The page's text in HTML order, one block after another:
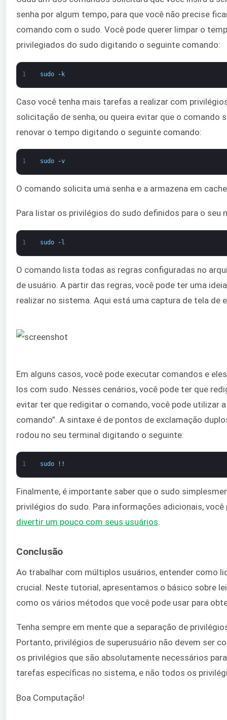
senha por algum tempo, para que você não precise
comando com o sudo. Você pode querer limpar o
privilegiados do sudo digitando o seguinte comando:
1 sudo - k
Caso você tenha mais tarefas a realizar com
solicitação de senha, ou queira evitar que o comando
renovar o tempo digitando o seguinte comando:
1 sudo -v
O comando solicita uma senha e a armazena em
Para listar os privilégios do sudo definidos para o
1 sudo -l
O comando lista todas as regras configuradas no
de usuário. A partir das regras, você pode ter uma
realizar no sistema. Aqui está uma captura de tela de
Em alguns casos, você pode executar comandos e
los com sudo. Nesses cenários, você pode ter que
evitar ter que redigitar o comando, você pode utilizar
comando”. A sintaxe é de pontos de exclamação
rodou no seu terminal digitando o seguinte:
1 sudo ! !
Finalmente, é importante saber que o sudo
privilégios do sudo. Para informações adicionais,
divertir um pouco com seus usuários.
Conclusão
Ao trabalhar com múltiplos usuários, entender como
crucial. Neste tutorial, apresentamos o básico sobre
como os vários métodos que você pode usar para
Tenha sempre em mente que a separação de
Portanto, privilégios de superusuário não devem ser
os privilégios que são absolutamente necessários
tarefas específicas no sistema, e não todos os
Boa Computação!